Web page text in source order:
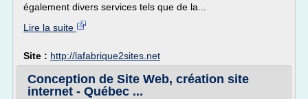
également divers services tels que de la...
Lire la suite
Site : http://lafabrique2sites.net
Conception de Site Web, création site
internet - Québec ...